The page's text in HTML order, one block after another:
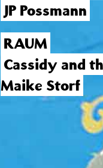
JP Possmann
RAUM
Cassidy and
Maike Storf